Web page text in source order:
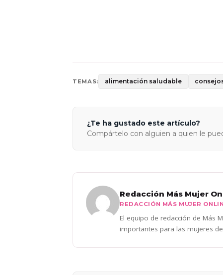
TEMAS: alimentación saludable
¿Te ha gustado este artículo?
Compártelo con alguien a quien le
Redacción Más Mujer
REDACCIÓN MÁS MUJER
El equipo de redacción de Más
importantes para las mujeres